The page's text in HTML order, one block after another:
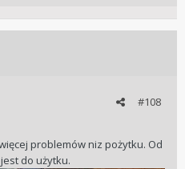
#108
problemów niz pożytku. Od
do użytku.